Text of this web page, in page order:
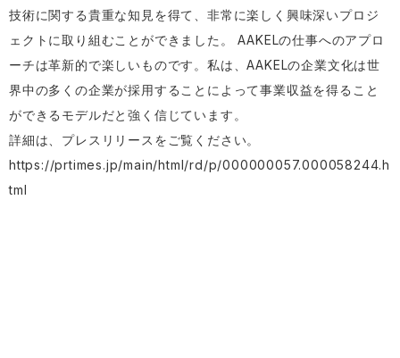
技術に関する貴重な知見を得て、非常に楽しく興味深いプロジ
ェクトに取り組むことができました。 AAKELの仕事へのアプロ
ーチは革新的で楽しいものです。私は、AAKELの企業文化は世
界中の多くの企業が採用することによって事業収益を得ること
ができるモデルだと強く信じています。
詳細は、プレスリリースをご覧ください。
https://prtimes.jp/main/html/rd/p/000000057.000058244.h
tml